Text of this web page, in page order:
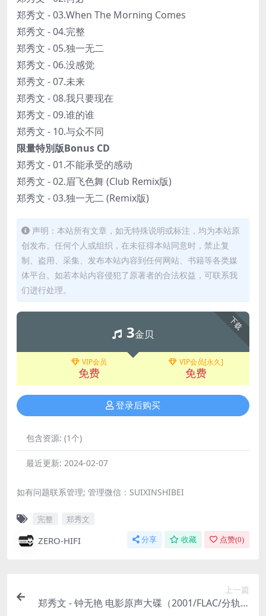
郑秀文 - 03.When The Morning Comes
郑秀文 - 04.完整
郑秀文 - 05.独一无二
郑秀文 - 06.没感觉
郑秀文 - 07.未来
郑秀文 - 08.我只要现在
郑秀文 - 09.谁的谁
郑秀文 - 10.与众不同
限量特別版Bonus CD
郑秀文 - 01.不能承受的感动
郑秀文 - 02.眉飞色舞 (Club Remix版)
郑秀文 - 03.独一无二 (Remix版)
声明：本站所有文章，如无特殊说明或标注，均为本站原
创发布。任何个人或组织，在未征得本站同意时，禁止复
制、盗用、采集、发布本站内容到任何网站、书籍等各类媒
体平台。如若本站内容侵犯了原著者的合法权益，可联系我
们进行处理。
下载
3金贝
VIP会员
免费
VIP会员[永久]
免费
登录后购买
包含资源: (1个)
最近更新: 2024-02-07
如有问题联系管理; 管理微信：SUIXINSHIBEI
完整 郑秀文
ZERO-HIFI 分享 收藏 点赞(0)
上一篇
郑秀文 - 钟无艳 电影原声大碟（2001/FLAC/分轨/1